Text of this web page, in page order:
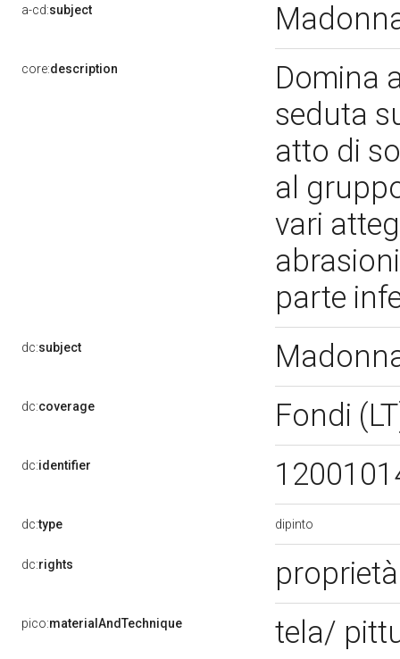
a-cd:subject
core:description
Domina
seduta
atto di
al
vari
parte
dc:subject
dc:coverage Fondi
dc:identifier
dc:type dipinto
dc:rights
pico:materialAndTechnique tela/